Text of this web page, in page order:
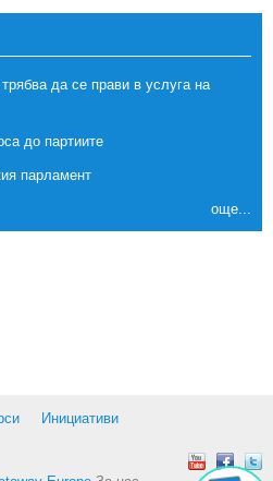
да се прави в услуга на
до партиите
парламент
още...
Инициативи